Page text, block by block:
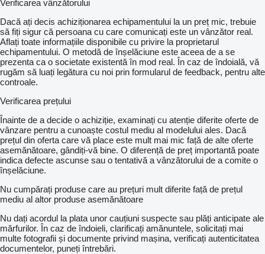
Verificarea vânzătorului
Dacă ați decis achiziționarea echipamentului la un preț mic, trebuie
să fiți sigur că persoana cu care comunicați este un vânzător real.
Aflați toate informațiile disponibile cu privire la proprietarul
echipamentului. O metodă de înșelăciune este aceea de a se
prezenta ca o societate existentă în mod real. În caz de îndoială, vă
rugăm să luați legătura cu noi prin formularul de feedback, pentru alte
controale.
Verificarea prețului
Înainte de a decide o achiziție, examinați cu atenție diferite oferte de
vânzare pentru a cunoaște costul mediu al modelului ales. Dacă
prețul din oferta care vă place este mult mai mic față de alte oferte
asemănătoare, gândiți-vă bine. O diferență de preț importantă poate
indica defecte ascunse sau o tentativă a vânzătorului de a comite o
înșelăciune.
Nu cumpărați produse care au prețuri mult diferite față de prețul
mediu al altor produse asemănătoare
Nu dați acordul la plata unor cauțiuni suspecte sau plăți anticipate ale
mărfurilor. În caz de îndoieli, clarificați amănuntele, solicitați mai
multe fotografii și documente privind mașina, verificați autenticitatea
documentelor, puneți întrebări.